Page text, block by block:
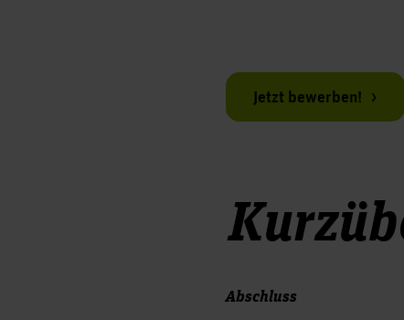
Jetzt bewerben!
Abschluss